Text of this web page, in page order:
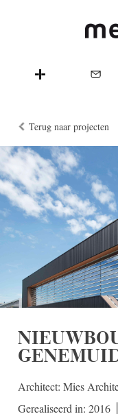
Terug naar projecten
Architect: Mies
Gerealiseerd in: 2016